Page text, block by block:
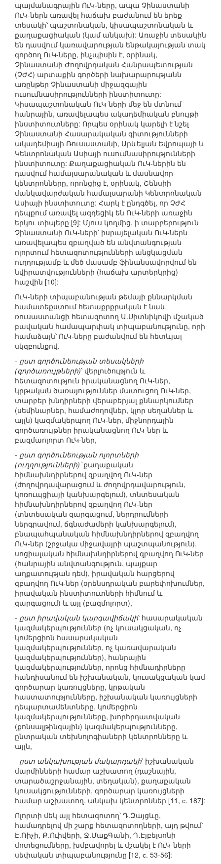
պայմանագրային ՈւԿ-ները, ապա Չինաստանի
ՈւԿ-ներն առավել հաճախ բաժանում են երեք
տեսակի՝ պաշտոնական, կիսապաշտոնական և
քաղաքացիական (կամ անկախ): Առաջին տեսակին
են դասվում կառավարության ենթակայության տակ
գործող ՈւԿ-ները, ինչպիսին է, օրինակ,
Չինաստանի Ժողովրդական Հանրապետության
(ՉԺՀ) արտաքին գործերի նախարարությանն
առընթեր Չինաստանի միջազգային
ուսումնասիրությունների ինստիտուտը:
Կիսապաշտոնական ՈւԿ-ների մեջ են մտնում
հանրային, առավելապես ակադեմիական բնույթի
ինստիտուտները: Որպես օրինակ կարելի է նշել
Չինաստանի Հասարակական գիտությունների
ակադեմիայի Ռուսաստանի, Արևելյան Եվրոպայի և
Կենտրոնական Ասիայի ուսումնասիրությունների
ինստիտուտը: Քաղաքացիական ՈւԿ-ներին են
դասվում համալսարանական և մասնավոր
կենտրոնները, որոնցից է, օրինակ, Շենսիի
մանկավարժական համալսարանի Կենտրոնական
Ասիայի ինստիտուտը: Հարկ է ընդգծել, որ ՉԺՀ
դեպքում առավել ազդեցիկ են ՈւԿ-ների առաջին
երկու տիպերը [9]: Մյուս կողմից, ի տարբերություն
Չինաստանի ՈւԿ-ների՝ իսրայելական ՈւԿ-ներն
առավելապես զբաղված են անվտանգության
ոլորտում հետազոտությունների անցկացման
ուղղությամբ և մեծ մասամբ ֆինանսավորվում են
նվիրատվությունների (հաճախ արտերկրից)
հաշվին [10]:
ՈւԿ-ների տիպաբանության թեմայի քննարկման
համատեքստում հետաքրքրական է նաև
ռուսաստանցի հետազոտող Ա.Սիտնիկովի մշակած
բավական համապարփակ տիպաբանությունը, որի
համաձայն՝ ՈւԿ-ները բաժանվում են հետևյալ
սկզբունքով.
- ըստ գործունեության տեսակների
(գործառույթների)՝ վերլուծություն և
հետազոտություն իրականացնող ՈւԿ-ներ,
կրթական ծառայություններ մատուցող ՈւԿ-ներ,
տարբեր խնդիրների վերաբերյալ քննարկումներ
(սեմինարներ, համաժողովներ, կլոր սեղաններ և
այլն) կազմակերպող ՈւԿ-ներ, միջնորդային
գործառույթներ իրականացնող ՈւԿ-ներ և
բազմաոլորտ ՈւԿ-ներ,
- ըստ գործունեության ոլորտների
(ուղղությունների)՝ քաղաքական
հիմնախնդիրներով զբաղվող ՈւԿ-ներ
(ժողովրդավարացում և ժողովրդավարություն,
կոռուպցիայի կանխարգելում), տնտեսական
հիմնախնդիրներով զբաղվող ՈւԿ-ներ
(տնտեսական զարգացում, ներդրումների
ներգրավում, ճգնաժամերի կանխարգելում),
բնապահպանական հիմնախնդիրներով զբաղվող
ՈւԿ-ներ (շրջակա միջավայրի պաշտպանություն),
սոցիալական հիմնախնդիրներով զբաղվող ՈւԿ-ներ
(հանրային անվտանգություն, պայքար
աղքատության դեմ), իրավական հարցերով
զբաղվող ՈւԿ-ներ (օրենսդրական բարեփոխումներ,
իրավական ինստիտուտների հիմնում և
զարգացում) և այլ (բազմոլորտ),
- ըստ իրավական կարգավիճակի՝ հասարակական
կազմակերպություններ (ոչ կուսակցական, ոչ
կոմերցիոն հասարակական
կազմակերպություններ, ոչ կառավարական
կազմակերպություններ), հանրային
կազմակերպություններ, որոնց հիմնադիրները
հանդիսանում են իշխանական, կուսակցական կամ
գործարար կառույցները, կրթական
հաստատությունները, իշխանական կառույցների
դեպարտամենտները, կոմերցիոն
կազմակերպությունները, խորհրդատվական
(քոնսալթինգային) կազմակերպությունները,
ընտրական տեխնոլոգիաների կենտրոնները և
այլն,
- ըստ անկախության մակարդակի՝ իշխանական
մարմինների համար աշխատող (դաշնային,
տարածաշրջանային, տեղական), քաղաքական
կուսակցությունների, գործարար կառույցների
համար աշխատող, անկախ կենտրոններ [11, с. 187]:
Ոլորտի մեկ այլ հետազոտող՝ Դ.Զայցևը,
համադրելով մի շարք հետազոտողների, այդ թվում՝
Է.Ռիչի, Ք.Ուիվերի, Ջ.ՄաքԳանի, Դ.Էյբելսոնի
մոտեցումները, խմբավորել և մշակել է ՈւԿ-ների
սեփական տիպաբանությունը [12, с. 53-56]: